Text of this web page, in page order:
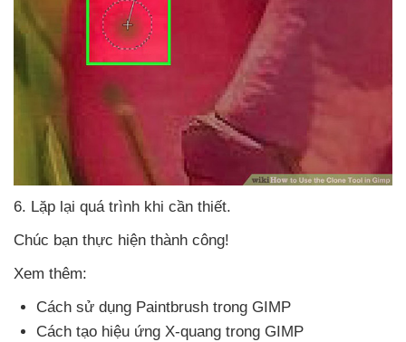
6. Lặp lại quá trình khi cần thiết.
Chúc bạn thực hiện thành công!
Xem thêm:
Cách sử dụng Paintbrush trong GIMP
Cách tạo hiệu ứng X-quang trong GIMP